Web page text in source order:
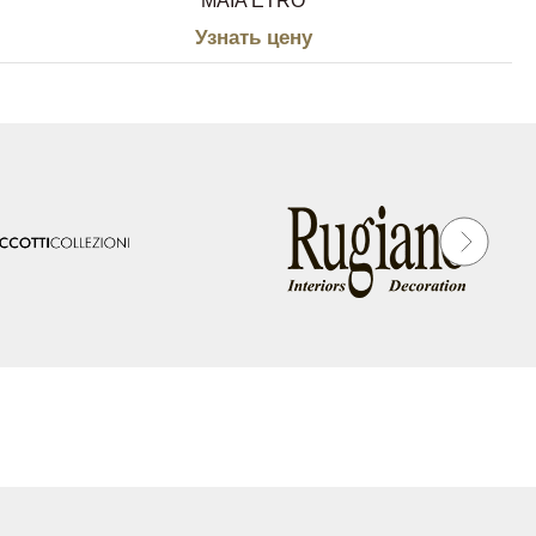
Узнать цену